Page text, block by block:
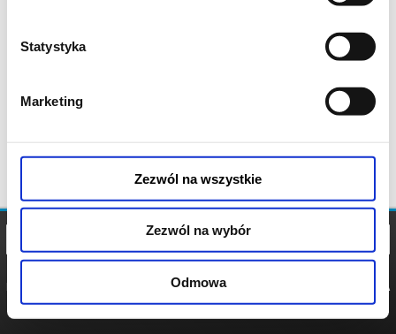
Statystyka
Marketing
Zezwól na wszystkie
Zezwól na wybór
Odmowa
POLITYKA
POLITYKA